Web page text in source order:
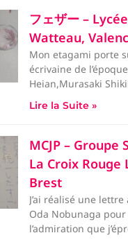
フェザー – Lycée
Watteau,
Mon etagami porte
écrivaine de
Heian,Murasaki
est donc composé
Lire la Suite »
MCJP – Groupe
La Croix Rouge
Brest
J’ai réalisé une lettre
Oda Nobunaga
l’admiration que